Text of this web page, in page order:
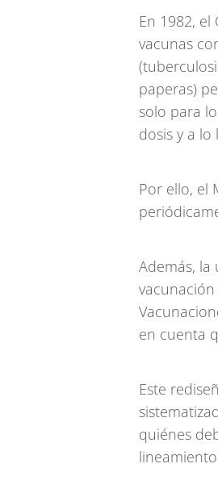
En 1982,
vacunas
paperas)
solo para
dosis y a lo
Por ello, el
Además,
en cuenta
Este
quiénes